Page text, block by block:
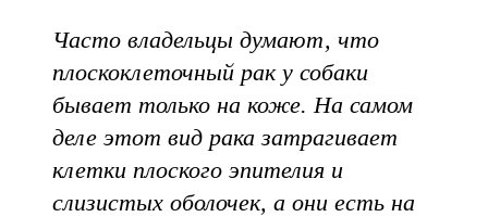
Часто владельцы думают, что
плоскоклеточный рак у собаки
бывает только на коже. На самом
деле этот вид рака затрагивает
клетки плоского эпителия и
слизистых оболочек, а они есть на